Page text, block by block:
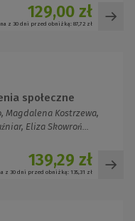
129,00 zł
z 30 dni przed obniżką: 87,72 zł
społeczne
Magdalena Kostrzewa,
Eliza Skowroń...
139,29 zł
z 30 dni przed obniżką: 135,31 zł